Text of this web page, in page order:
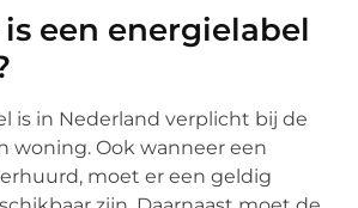
een energielabel
is in Nederland verplicht bij de
woning. Ook wanneer een
moet er een geldig